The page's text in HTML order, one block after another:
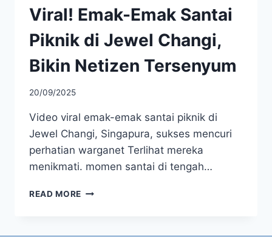
Viral! Emak-Emak Santai
Piknik di Jewel Changi,
Bikin Netizen Tersenyum
20/09/2025
Video viral emak-emak santai piknik di
Jewel Changi, Singapura, sukses mencuri
perhatian warganet Terlihat mereka
menikmati. momen santai di tengah…
READ MORE VIRAL!